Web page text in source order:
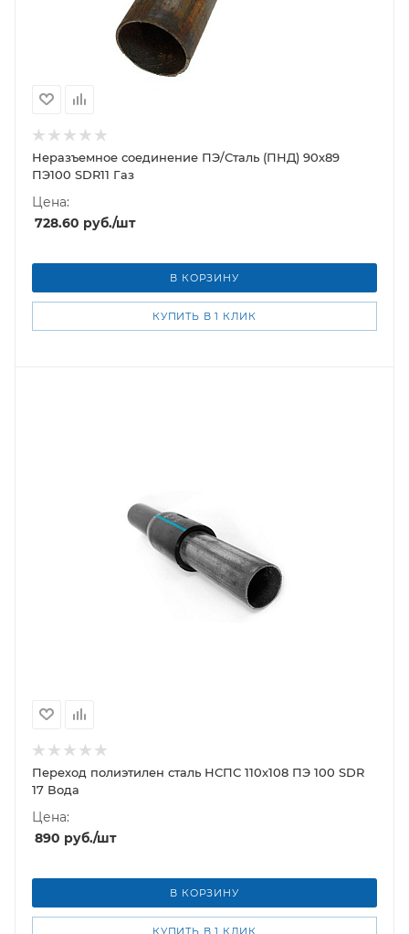
Неразъемное соединение ПЭ/Сталь (ПНД) 90х89
ПЭ100 SDR11 Газ
Цена:
728.60 руб./шт
В КОРЗИНУ
КУПИТЬ В 1 КЛИК
Переход полиэтилен сталь НСПС 110х108 ПЭ 100 SDR
17 Вода
Цена:
890 руб./шт
В КОРЗИНУ
КУПИТЬ В 1 КЛИК